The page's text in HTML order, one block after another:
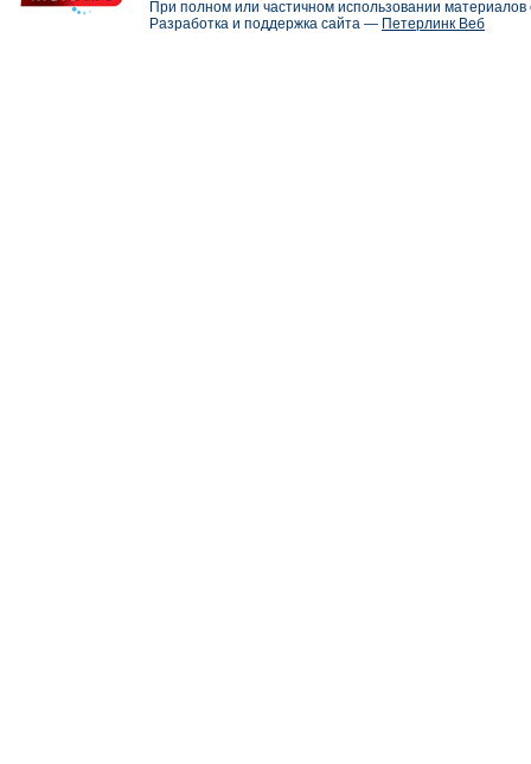
При полном или частичном использовании
Разработка и поддержка сайта — Петерлинк Веб